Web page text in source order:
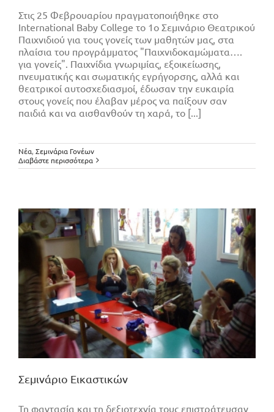
Στις 25 Φεβρουαρίου πραγματοποιήθηκε στο
Ιnternational Baby College το 1ο Σεμινάριο Θεατρικού
Παιχνιδιού για τους γονείς των μαθητών μας, στα
πλαίσια του προγράμματος "Παιχνιδοκαμώματα….
για γονείς". Παιχνίδια γνωριμίας, εξοικείωσης,
πνευματικής και σωματικής εγρήγορσης, αλλά και
θεατρικοί αυτοσχεδιασμοί, έδωσαν την ευκαιρία
στους γονείς που έλαβαν μέρος να παίξουν σαν
παιδιά και να αισθανθούν τη χαρά, το [...]
Νέα, Σεμινάρια Γονέων
Διαβάστε περισσότερα
Σεμινάριο Εικαστικών
Σεμινάριο Εικαστικών
Τη φαντασία και τη δεξιοτεχνία τους επιστράτευσαν